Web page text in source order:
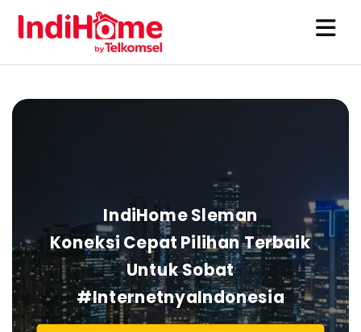
IndiHome
2025
IndiHome Sleman
Koneksi Cepat Pilihan Terbaik
Untuk Sobat
#InternetnyaIndonesia